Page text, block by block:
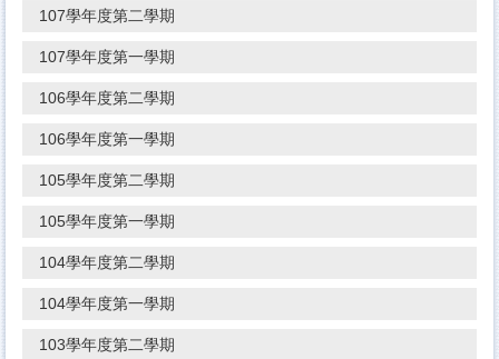
107學年度第二學期
107學年度第一學期
106學年度第二學期
106學年度第一學期
105學年度第二學期
105學年度第一學期
104學年度第二學期
104學年度第一學期
103學年度第二學期